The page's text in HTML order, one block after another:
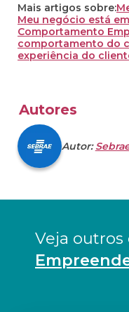
Mais artigos sobre:
Meu negócio está
Comportamento
comportamento do
experiência do
Autores
Autor: